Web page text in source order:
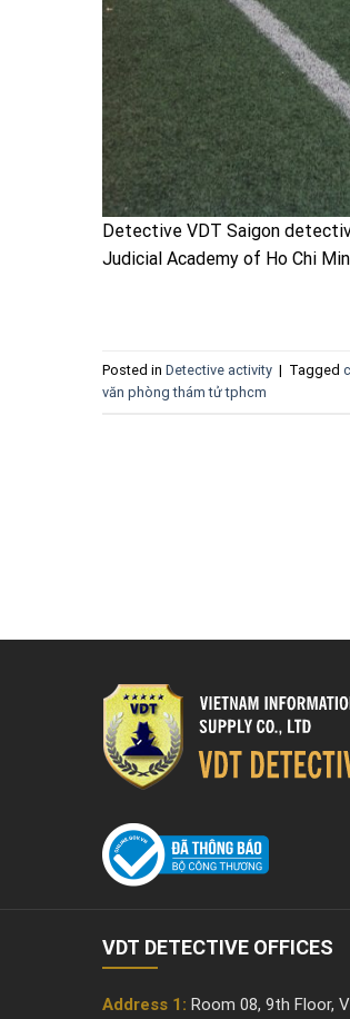
Detective VDT Saigon
Judicial Academy of Ho Chi
Posted in Detective activity | Tagged
văn phòng thám tử tphcm
VDT DETECTIVE OFFICES
Address 1: Room 08, 9th Floor,